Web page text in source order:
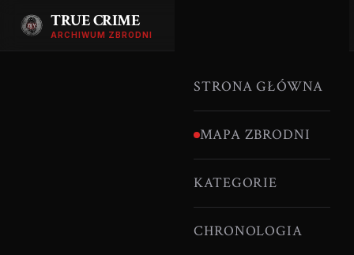
TRUE CRIME
ARCHIWUM ZBRODNI
STRONA GŁÓWNA
MAPA ZBRODNI
KATEGORIE
CHRONOLOGIA